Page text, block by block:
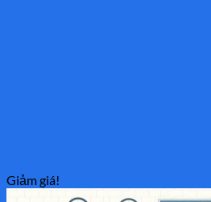
Giảm giá!